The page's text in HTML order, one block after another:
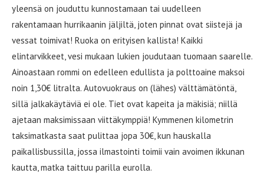
yleensä on jouduttu kunnostamaan tai uudelleen
rakentamaan hurrikaanin jäljiltä, joten pinnat ovat siistejä ja
vessat toimivat! Ruoka on erityisen kallista! Kaikki
elintarvikkeet, vesi mukaan lukien joudutaan tuomaan saarelle.
Ainoastaan rommi on edelleen edullista ja polttoaine maksoi
noin 1,30€ litralta. Autovuokraus on (lähes) välttämätöntä,
sillä jalkakäytäviä ei ole. Tiet ovat kapeita ja mäkisiä; niillä
ajetaan maksimissaan viittäkymppiä! Kymmenen kilometrin
taksimatkasta saat pulittaa jopa 30€, kun hauskalla
paikallisbussilla, jossa ilmastointi toimii vain avoimen ikkunan
kautta, matka taittuu parilla eurolla.